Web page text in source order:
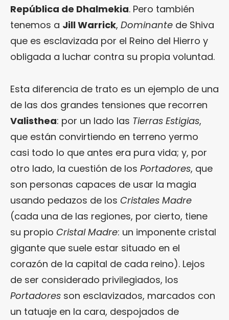
República de Dhalmekia. Pero también
tenemos a Jill Warrick, Dominante de Shiva
que es esclavizada por el Reino del Hierro y
obligada a luchar contra su propia voluntad.
Esta diferencia de trato es un ejemplo de una
de las dos grandes tensiones que recorren
Valisthea: por un lado las Tierras Estigias,
que están convirtiendo en terreno yermo
casi todo lo que antes era pura vida; y, por
otro lado, la cuestión de los Portadores, que
son personas capaces de usar la magia
usando pedazos de los Cristales Madre
(cada una de las regiones, por cierto, tiene
su propio Cristal Madre: un imponente cristal
gigante que suele estar situado en el
corazón de la capital de cada reino). Lejos
de ser considerado privilegiados, los
Portadores son esclavizados, marcados con
un tatuaje en la cara, despojados de